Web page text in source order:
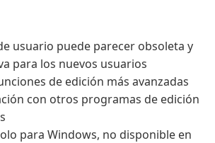
usuario puede parecer obsoleta y
para los nuevos usuarios
de edición más avanzadas
con otros programas de edición
para Windows, no disponible en